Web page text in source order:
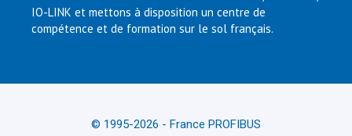
IO-LINK et mettons à disposition un centre de
compétence et de formation sur le sol français.
© 1995-2026 - France PROFIBUS